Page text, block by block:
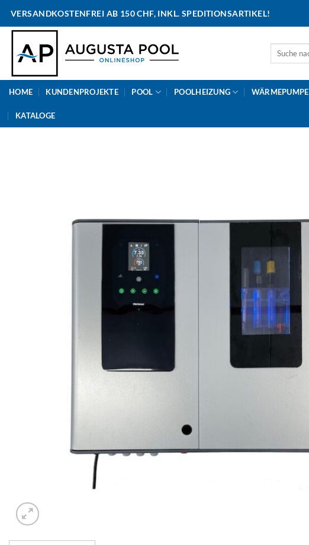
VERSANDKOSTENFREI AB 150 CHF, INKL. SPEDITIONSARTIKEL!
Suche
HOME KUNDENPROJEKTE POOL POOLHEIZUNG WÄRMEPUMPE
KATALOGE